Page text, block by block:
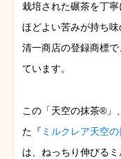
栽培された碾茶を丁
ほどよい苦みが持ち
清一商店の登録商標
ています。
この「天空の抹茶®」
た『 ミルクレア天空
は、ねっちり伸びる